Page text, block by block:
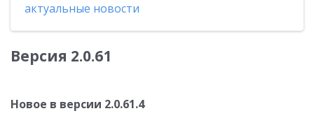
актуальные новости
Версия 2.0.61
Новое в версии 2.0.61.4